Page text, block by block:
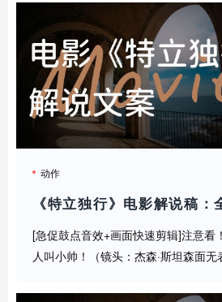
最震撼的是结局时刻——当FBI战
这句话细思极恐！[回声效果]
《极限审判》最厉害的是把法
吐槽："我每天审判洗碗机，没
这部片子不仅是视觉盛宴，更
该站在哪一边？[语气深沉]
动作
[急促鼓点音效+画面快速剪辑]注意看
人叫小帅！（镜头：杰森·斯坦森面无
撞击音效] 三秒后，他就要让整个黑